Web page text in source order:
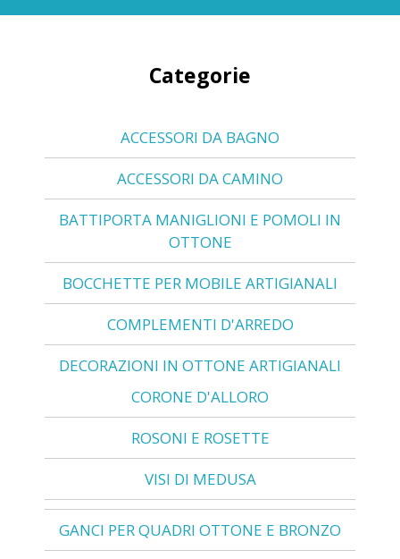
Categorie
ACCESSORI DA BAGNO
ACCESSORI DA CAMINO
BATTIPORTA MANIGLIONI E POMOLI IN
OTTONE
BOCCHETTE PER MOBILE ARTIGIANALI
COMPLEMENTI D'ARREDO
DECORAZIONI IN OTTONE ARTIGIANALI
CORONE D'ALLORO
ROSONI E ROSETTE
VISI DI MEDUSA
GANCI PER QUADRI OTTONE E BRONZO